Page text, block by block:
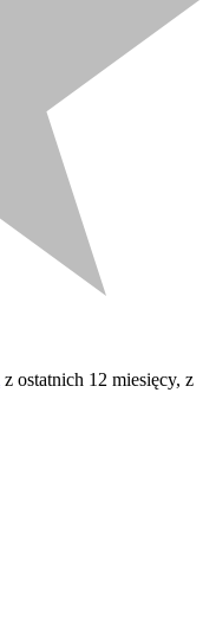
z ostatnich 12 miesięcy, z